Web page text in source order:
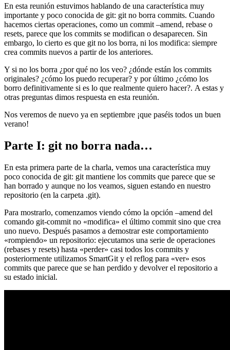
En esta reunión estuvimos hablando de una característica muy
importante y poco conocida de git: git no borra commits. Cuando
hacemos ciertas operaciones, como un commit –amend, rebase o
resets, parece que los commits se modifican o desaparecen. Sin
embargo, lo cierto es que git no los borra, ni los modifica: siempre
crea commits nuevos a partir de los anteriores.
Y si no los borra ¿por qué no los veo? ¿dónde están los commits
originales? ¿cómo los puedo recuperar? y por último ¿cómo los
borro definitivamente si es lo que realmente quiero hacer?. A estas y
otras preguntas dimos respuesta en esta reunión.
Nos veremos de nuevo ya en septiembre ¡que paséis todos un buen
verano!
Parte I: git no borra nada…
En esta primera parte de la charla, vemos una característica muy
poco conocida de git: git mantiene los commits que parece que se
han borrado y aunque no los veamos, siguen estando en nuestro
repositorio (en la carpeta .git).
Para mostrarlo, comenzamos viendo cómo la opción –amend del
comando git-commit no «modifica» el último commit sino que crea
uno nuevo. Después pasamos a demostrar este comportamiento
«rompiendo» un repositorio: ejecutamos una serie de operaciones
(rebases y resets) hasta «perder» casi todos los commits y
posteriormente utilizamos SmartGit y el reflog para «ver» esos
commits que parece que se han perdido y devolver el repositorio a
su estado inicial.